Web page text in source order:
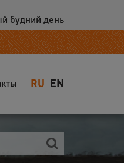
будний день
RU EN